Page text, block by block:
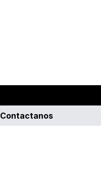
Contactanos